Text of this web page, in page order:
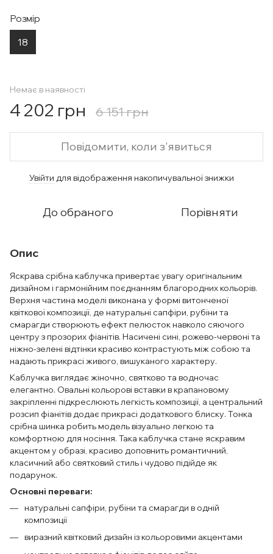
Розмір
18
Немає в наявності
4 202 грн 6 151 грн
Повідомити, коли з'явиться
Увійти для відображення накопичувальної знижки
До обраного Порівняти
Опис
Яскрава срібна каблучка привертає увагу оригінальним
дизайном і гармонійним поєднанням благородних кольорів.
Верхня частина моделі виконана у формі витонченої
квіткової композиції, де натуральні сапфіри, рубіни та
смарагди створюють ефект пелюсток навколо сяючого
центру з прозорих фіанітів. Насичені сині, рожево-червоні та
ніжно-зелені відтінки красиво контрастують між собою та
надають прикрасі живого, вишуканого характеру.
Каблучка виглядає жіночно, святково та водночас
елегантно. Овальні кольорові вставки в крапановому
закріпленні підкреслюють легкість композиції, а центральний
розсип фіанітів додає прикрасі додаткового блиску. Тонка
срібна шинка робить модель візуально легкою та
комфортною для носіння. Така каблучка стане яскравим
акцентом у образі, красиво доповнить романтичний,
класичний або святковий стиль і чудово підійде як
подарунок.
Основні переваги:
натуральні сапфіри, рубіни та смарагди в одній
композиції
виразний квітковий дизайн із кольоровими акцентами